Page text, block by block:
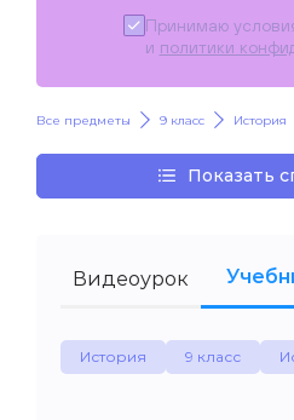
Принимаю
и политики
Все предметы 9 класс История
Показать
Видеоурок
История 9 класс